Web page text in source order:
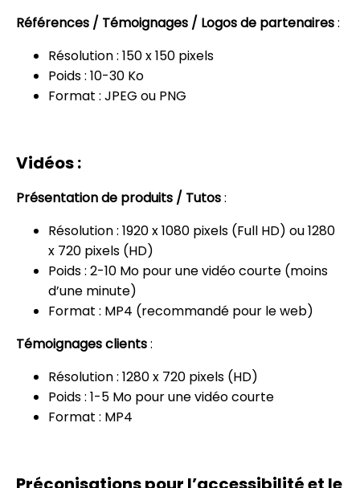
Références / Témoignages / Logos de partenaires:
Résolution : 150 x 150 pixels
Poids : 10-30 Ko
Format : JPEG ou PNG
Vidéos :
Présentation de produits / Tutos:
Résolution : 1920 x 1080 pixels (Full HD) ou 1280
x 720 pixels (HD)
Poids : 2-10 Mo pour une vidéo courte (moins
d’une minute)
Format : MP4 (recommandé pour le web)
Témoignages clients:
Résolution : 1280 x 720 pixels (HD)
Poids : 1-5 Mo pour une vidéo courte
Format : MP4